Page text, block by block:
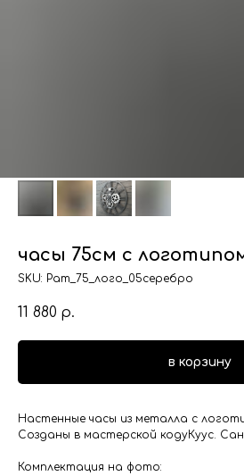
часы 75см с
SKU: Рат_75_лого_05серебро
11 880 р.
в корзину
Настенные часы из металла с
Созданы в мастерской кодуКуус.
Комплектация на фото: